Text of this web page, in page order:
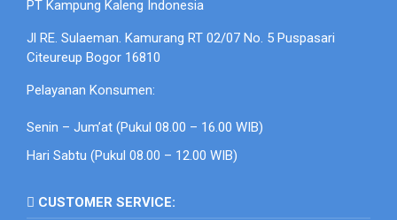
PT Kampung Kaleng Indonesia
Jl RE. Sulaeman. Kamurang RT 02/07 No. 5 Puspasari
Citeureup Bogor 16810
Pelayanan Konsumen:
Senin – Jum’at (Pukul 08.00 – 16.00 WIB)
Hari Sabtu (Pukul 08.00 – 12.00 WIB)
CUSTOMER SERVICE: